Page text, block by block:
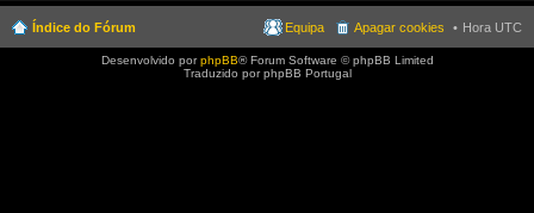
Índice do Fórum Hora UTC
Apagar cookies
Equipa
Desenvolvido porphpBB® Forum Software © phpBB Limited
Traduzido por phpBB Portugal